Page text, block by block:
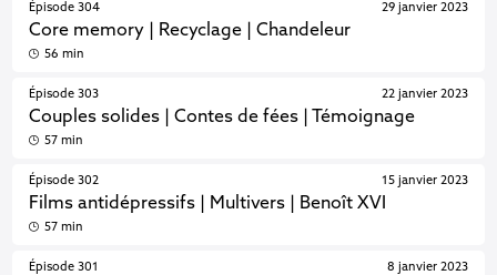
Épisode 304
Core memory | Recyclage | Chandeleur
29 janvier 2023
56 min
Épisode 303
Couples solides | Contes de fées | Témoignage
22 janvier 2023
57 min
Épisode 302
Films antidépressifs | Multivers | Benoît XVI
15 janvier 2023
57 min
Épisode 301 8 janvier 2023